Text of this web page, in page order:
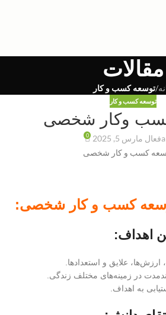
مقالات
/توسعه کسب و کار
توسعه کسب و کار
وکار شخصی
فعال مارس 5, 2025 0
کسب و کار شخصی:
اهداف:
علایق و استعدادها.
در زمینه‌های مختلف زندگی.
به اهداف.